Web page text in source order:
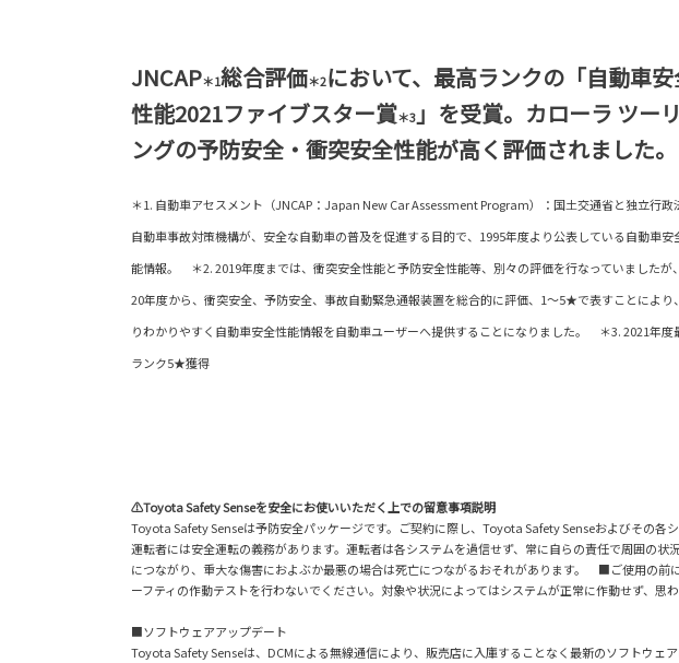
JNCAP＊1総合評価＊2において、最高ランクの「自動車
性能2021ファイブスター賞＊3」を受賞。カローラ ツーリ
ングの予防安全・衝突安全性能が高く評価されました。
＊1. 自動車アセスメント（JNCAP：Japan New Car Assessment Program）：国土交通省と独立行政
自動車事故対策機構が、安全な自動車の普及を促進する目的で、1995年度より公表している自動車安
能情報。 ＊2. 2019年度までは、衝突安全性能と予防安全性能等、別々の評価を行なっていましたが
20年度から、衝突安全、予防安全、事故自動緊急通報装置を総合的に評価、1～5★で表すことにより
りわかりやすく自動車安全性能情報を自動車ユーザーへ提供することになりました。 ＊3. 2021年度
ランク5★獲得
⚠Toyota Safety Senseを安全にお使いいただく上での留意事項説明
Toyota Safety Senseは予防安全パッケージです。ご契約に際し、Toyota Safety Senseおよびその
運転者には安全運転の義務があります。運転者は各システムを過信せず、常に自らの責任で周囲
につながり、重大な傷害におよぶか最悪の場合は死亡につながるおそれがあります。 ■ご使用の
ーフティの作動テストを行わないでください。対象や状況によってはシステムが正常に作動せず、思
■ソフトウェアアップデート
Toyota Safety Senseは、DCMによる無線通信により、販売店に入庫することなく最新のソフトウェ